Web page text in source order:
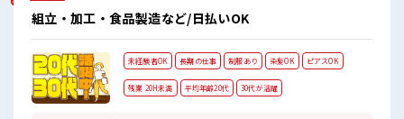
組立・加工・食品製造など/日払いOK
未経験者OK 長期の仕事 制服あり 染髪OK ピアスOK
残業 20H未満 平均年齢20代 30代が活躍